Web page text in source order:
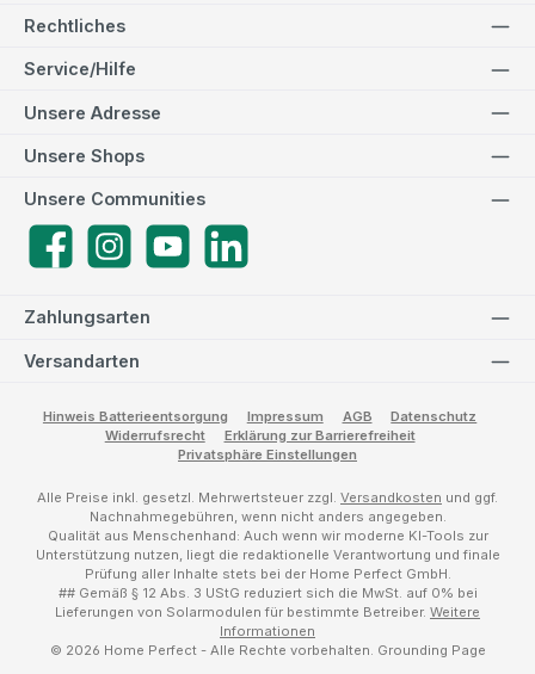
Rechtliches
Service/Hilfe
Zahlungsarten
Versandarten
Unsere Adresse
Unsere Communities
FacebookInstagramYouTube
Unsere Shops
Hinweis Batterieentsorgung Impressum AGB
Datenschutz
Widerrufsrecht
Erklärung zur Barrierefreiheit
Privatsphäre Einstellungen
Alle Preise inkl. gesetzl. Mehrwertsteuer zzgl. Versandkosten und ggf.
Nachnahmegebühren, wenn nicht anders angegeben.
Qualität aus Menschenhand: Auch wenn wir moderne KI-Tools zur
Unterstützung nutzen, liegt die redaktionelle Verantwortung und finale
Prüfung aller Inhalte stets bei der Home Perfect GmbH.
## Gemäß § 12 Abs. 3 UStG reduziert sich die MwSt. auf 0% bei
Lieferungen von Solarmodulen für bestimmte Betreiber. Weitere
Informationen
© 2026 Home Perfect - Alle Rechte vorbehalten. Grounding Page